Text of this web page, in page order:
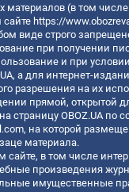
(в том
https://
виде строго
при получении
и при
а для интернет-
разрешения на их
прямой, открытой
страницу OBOZ.UA по
, на которой
материала.
сайте, в том числе
произведения
имущественные